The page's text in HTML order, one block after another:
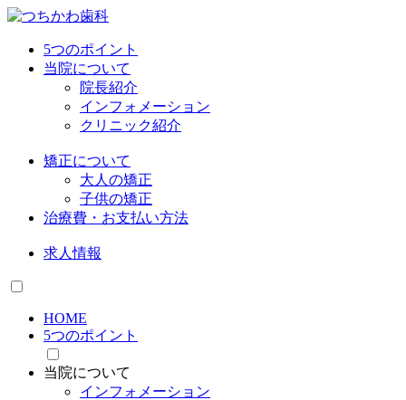
5つのポイント
当院について
院長紹介
インフォメーション
クリニック紹介
矯正について
大人の矯正
子供の矯正
治療費・お支払い方法
求人情報
HOME
5つのポイント
当院について
インフォメーション